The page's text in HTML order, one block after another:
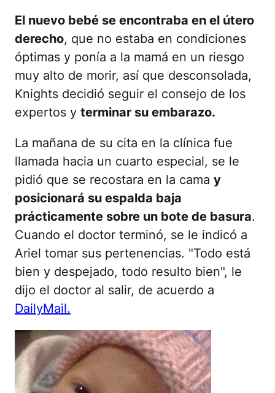
El nuevo bebé se encontraba en el útero
derecho, que no estaba en condiciones
óptimas y ponía a la mamá en un riesgo
muy alto de morir, así que desconsolada,
Knights decidió seguir el consejo de los
expertos y terminar su embarazo.
La mañana de su cita en la clínica fue
llamada hacia un cuarto especial, se le
pidió que se recostara en la cama y
posicionará su espalda baja
prácticamente sobre un bote de basura.
Cuando el doctor terminó, se le indicó a
Ariel tomar sus pertenencias. "Todo está
bien y despejado, todo resulto bien", le
dijo el doctor al salir, de acuerdo a
DailyMail.